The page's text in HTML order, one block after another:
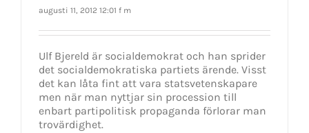
augusti 11, 2012 12:01 f m
Ulf Bjereld är socialdemokrat och han sprider
det socialdemokratiska partiets ärende. Visst
det kan låta fint att vara statsvetenskapare
men när man nyttjar sin procession till
enbart partipolitisk propaganda förlorar man
trovärdighet.